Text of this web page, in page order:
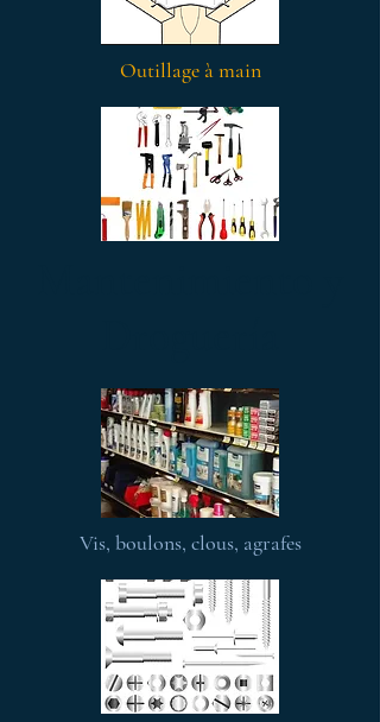
Outillage à main
Vis, boulons, clous, agrafes